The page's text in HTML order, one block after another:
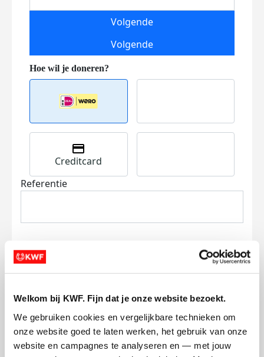
Welkom bij KWF. Fijn dat je onze website bezoekt.
We gebruiken cookies en vergelijkbare technieken om
onze website goed te laten werken, het gebruik van onze
website en campagnes te analyseren en — met jouw
Volgende
Volgende
Creditcard
Referentie
Ik wil bijdragen aan de transactiekosten
en betaal €0.75 extra.
Doneer nu